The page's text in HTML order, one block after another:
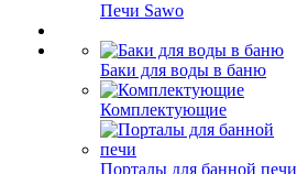
Печи Sawo
Баки для воды в баню
Комплектующие
Порталы для банной печи